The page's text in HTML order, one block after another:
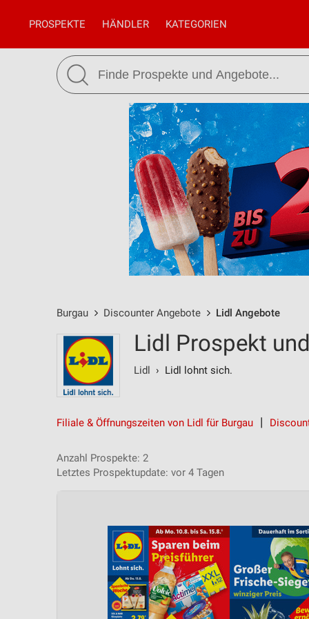
PROSPEKTE HÄNDLER KATEGORIEN
Burgau Discounter Angebote Lidl Angebote
Lidl Prospekt
Lidl › Lidl lohnt sich.
Filiale & Öffnungszeiten von Lidl für Burgau
Anzahl Prospekte: 2
Letztes Prospektupdate: vor 4 Tagen